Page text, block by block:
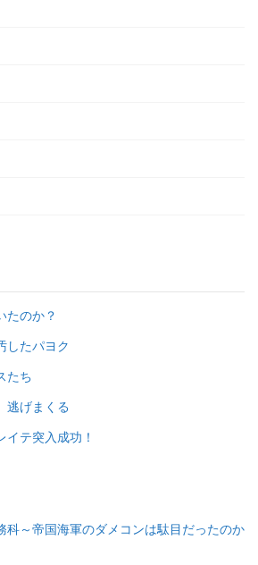
たのか？
したパヨク
たち
逃げまくる
イテ突入成功！
科～帝国海軍のダメコンは駄目だったのか